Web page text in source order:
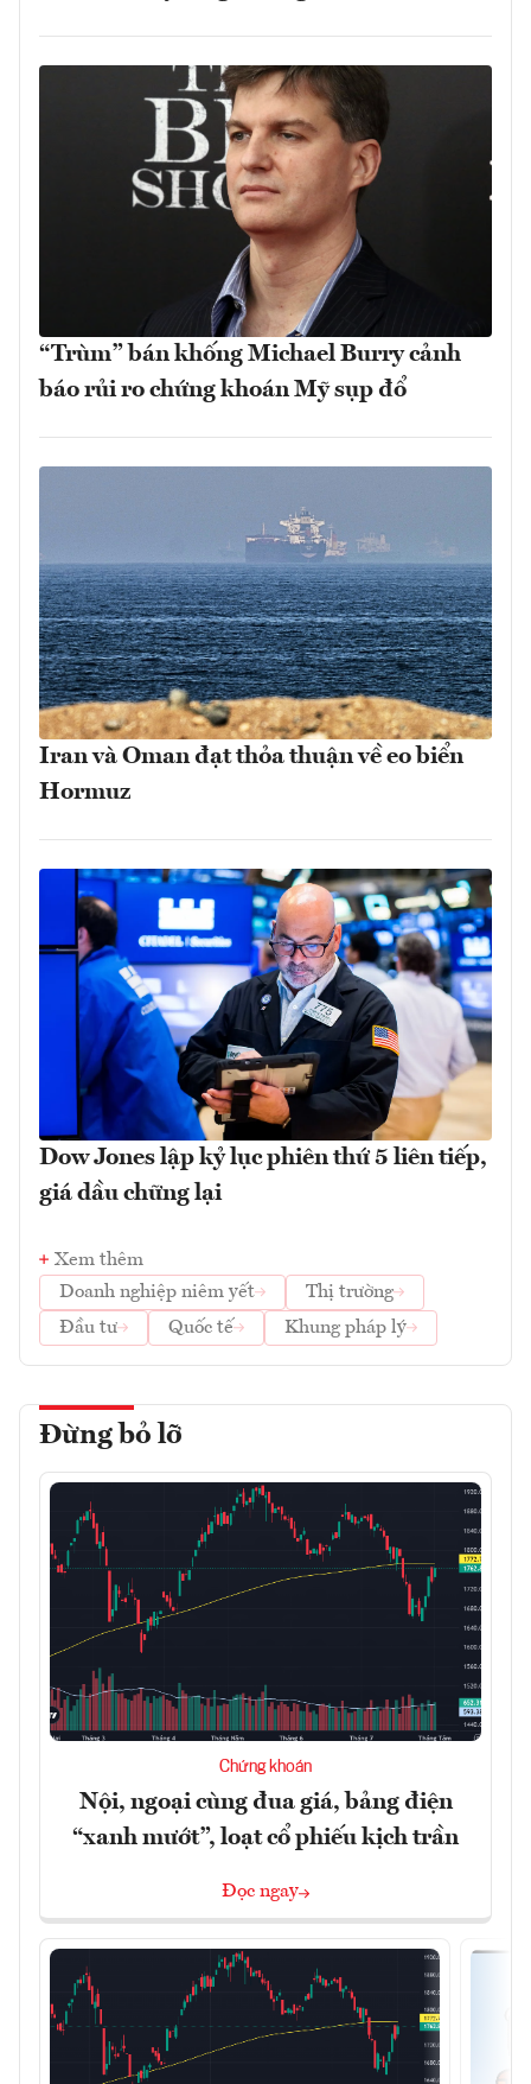
“Trùm” bán khống Michael Burry cảnh
báo rủi ro chứng khoán Mỹ sụp đổ
Iran và Oman đạt thỏa thuận về eo biển
Hormuz
Dow Jones lập kỷ lục phiên thứ 5 liên tiếp,
giá dầu chững lại
Xem thêm
Doanh nghiệp niêm yết
Thị trường
Đầu tư
Quốc tế Khung pháp lý
Đừng bỏ lỡ
Chứng khoán
Nội, ngoại cùng đua giá, bảng điện
“xanh mướt”, loạt cổ phiếu kịch trần
Đọc ngay